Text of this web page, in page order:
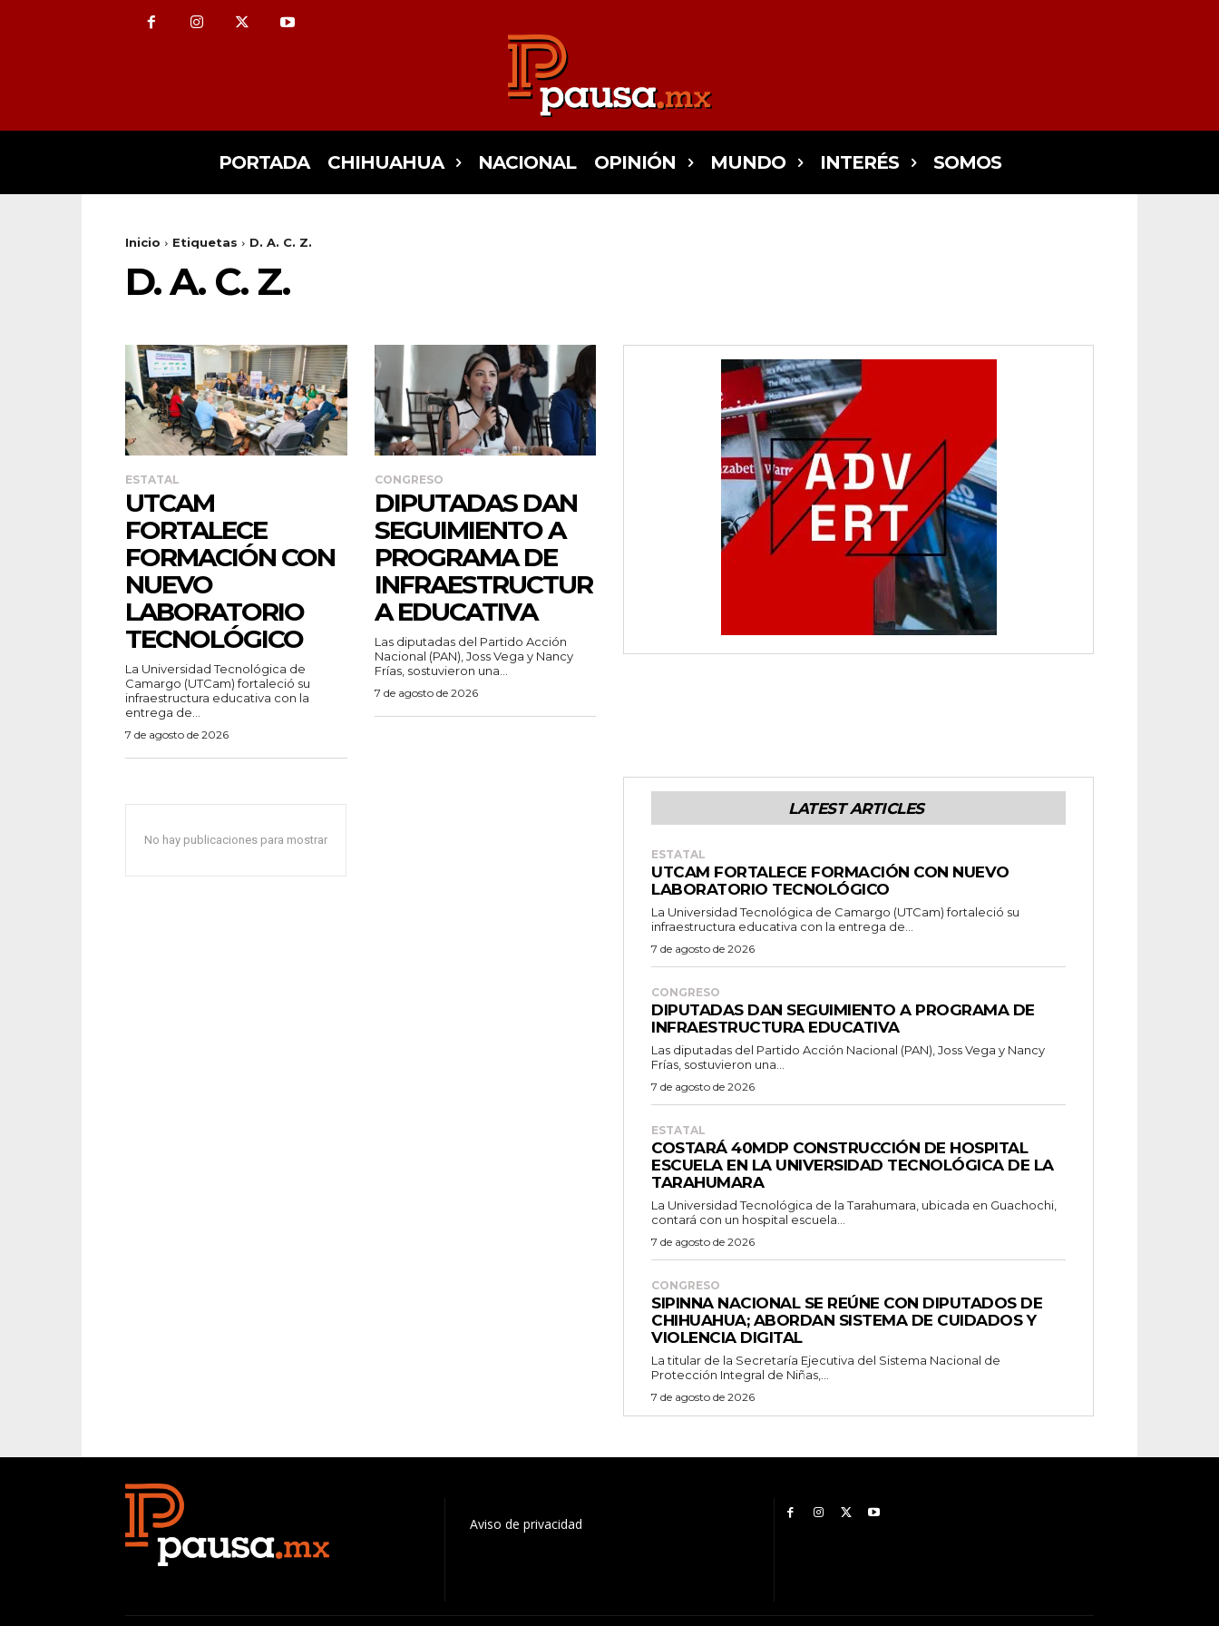
PORTADA CHIHUAHUA NACIONAL OPINIÓN MUNDO INTERÉS SOMOS
Inicio Etiquetas D. A. C. Z.
D. A. C. Z.
ESTATAL
UTCAM
FORTALECE
FORMACIÓN CON
NUEVO
LABORATORIO
TECNOLÓGICO
La Universidad Tecnológica de
Camargo (UTCam) fortaleció su
infraestructura educativa con la
entrega de...
7 de agosto de 2026
CONGRESO
DIPUTADAS DAN
SEGUIMIENTO A
PROGRAMA DE
INFRAESTRUCTUR
A EDUCATIVA
Las diputadas del Partido Acción
Nacional (PAN), Joss Vega y Nancy
Frías, sostuvieron una...
7 de agosto de 2026
No hay publicaciones para mostrar
LATEST ARTICLES
ESTATAL
UTCAM FORTALECE FORMACIÓN CON NUEVO
LABORATORIO TECNOLÓGICO
La Universidad Tecnológica de Camargo (UTCam) fortaleció su
infraestructura educativa con la entrega de...
7 de agosto de 2026
CONGRESO
DIPUTADAS DAN SEGUIMIENTO A PROGRAMA DE
INFRAESTRUCTURA EDUCATIVA
Las diputadas del Partido Acción Nacional (PAN), Joss Vega y Nancy
Frías, sostuvieron una...
7 de agosto de 2026
ESTATAL
COSTARÁ 40MDP CONSTRUCCIÓN DE HOSPITAL
ESCUELA EN LA UNIVERSIDAD TECNOLÓGICA DE LA
TARAHUMARA
La Universidad Tecnológica de la Tarahumara, ubicada en Guachochi,
contará con un hospital escuela...
7 de agosto de 2026
CONGRESO
SIPINNA NACIONAL SE REÚNE CON DIPUTADOS DE
CHIHUAHUA; ABORDAN SISTEMA DE CUIDADOS Y
VIOLENCIA DIGITAL
La titular de la Secretaría Ejecutiva del Sistema Nacional de
Protección Integral de Niñas,...
7 de agosto de 2026
Aviso de privacidad